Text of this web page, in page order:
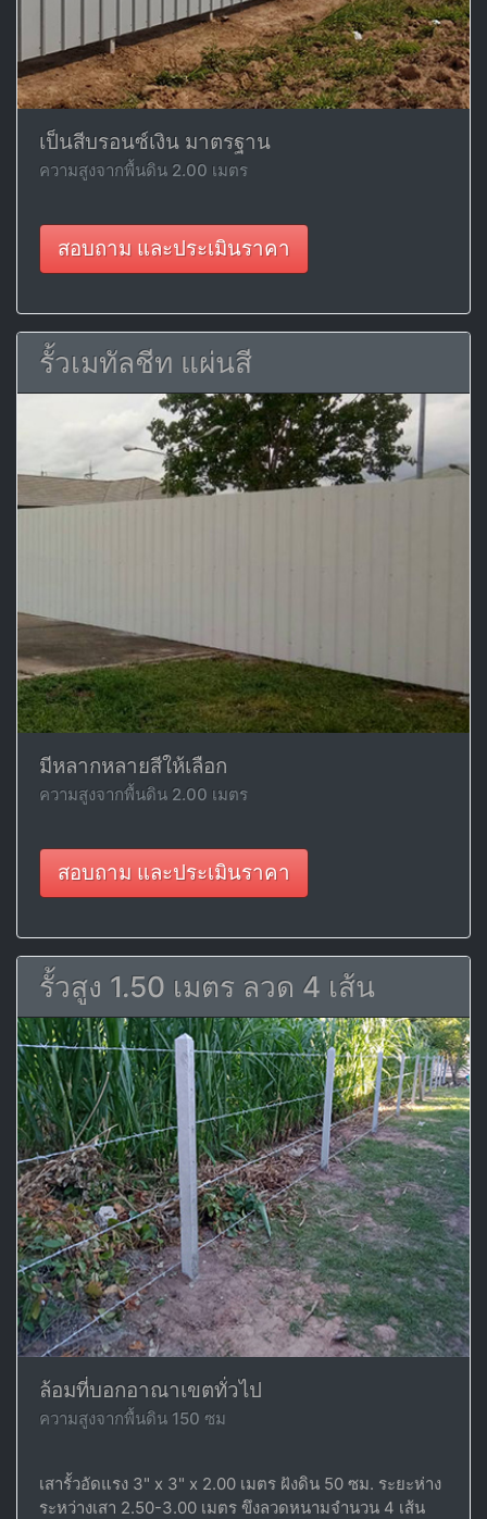
เป็นสีบรอนซ์เงิน มาตรฐาน
ความสูงจากพื้นดิน 2.00 เมตร
สอบถาม และประเมินราคา
รั้วเมทัลชีท แผ่นสี
มีหลากหลายสีให้เลือก
ความสูงจากพื้นดิน 2.00 เมตร
สอบถาม และประเมินราคา
รั้วสูง 1.50 เมตร ลวด 4 เส้น
ล้อมที่บอกอาณาเขตทั่วไป
ความสูงจากพื้นดิน 150 ซม
เสารั้วอัดแรง 3" x 3" x 2.00 เมตร ฝังดิน 50 ซม. ระยะห่าง
ระหว่างเสา 2.50-3.00 เมตร ขึงลวดหนามจำนวน 4 เส้น